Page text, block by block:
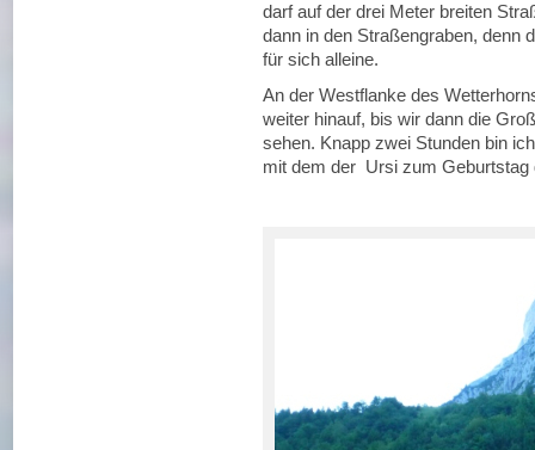
darf auf der drei Meter breiten
dann in den Straßengraben, denn
für sich alleine.
An der Westflanke des
weiter hinauf, bis wir dann die
sehen. Knapp zwei Stunden bin
mit dem der Ursi zum Geburtstag